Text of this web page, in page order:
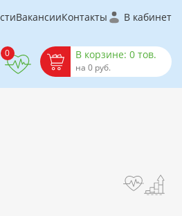
ВакансииКонтакты В кабинет
0 В корзине: 0 тов.
на 0 руб.